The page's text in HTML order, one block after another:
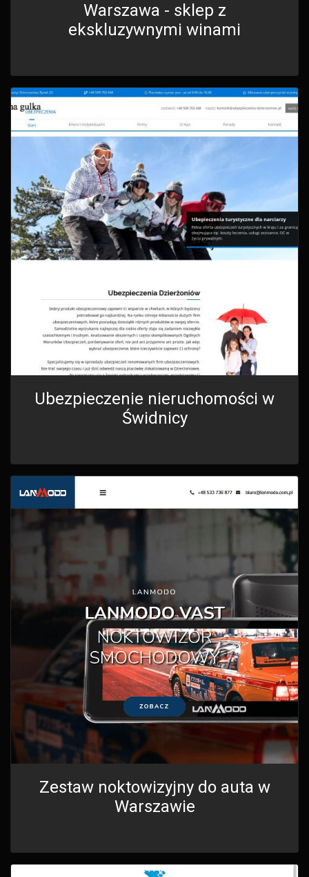
Warszawa - sklep z
ekskluzywnymi winami
Ubezpieczenie nieruchomości w
Świdnicy
Zestaw noktowizyjny do auta w
Warszawie